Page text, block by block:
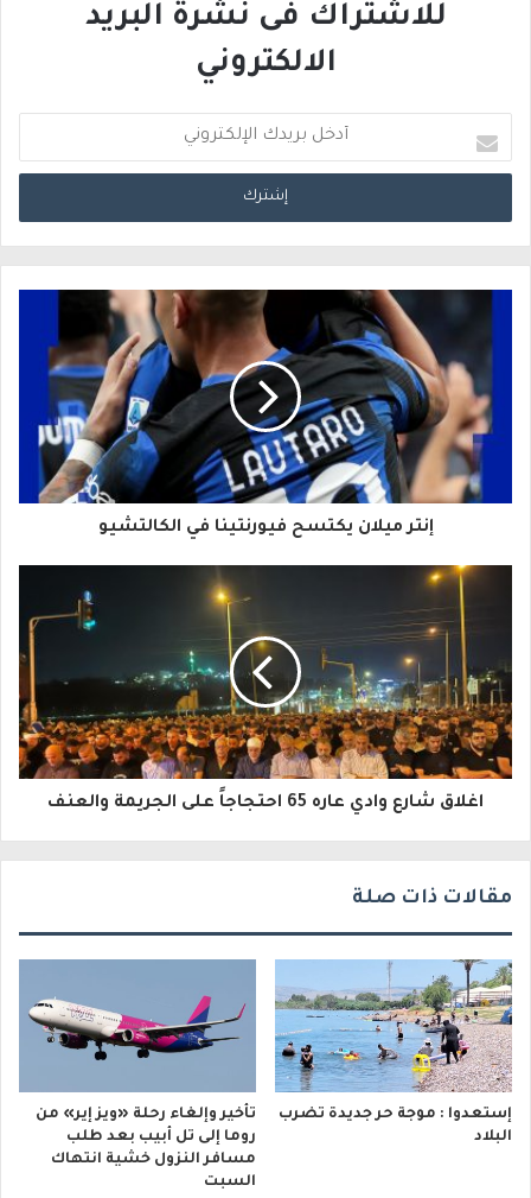
للاشتراك فى نشرة البريد
الالكتروني
د
خ
ا
ك
ت
ر
ن
إنتر ميلان يكتسح فيورنتينا في الكالتشيو
اغلاق شارع وادي عاره 65 احتجاجاً على الجريمة والعنف
مقالات ذات صلة
إستعدوا : موجة حر جديدة تضرب
البلاد
تأخير وإلغاء رحلة «ويز إير» من
روما إلى تل أبيب بعد طلب
مسافر النزول خشية انتهاك
السبت